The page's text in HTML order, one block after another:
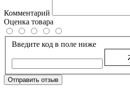
Комментарий
Оценка товара
Введите код в поле ниже
Отправить отзыв